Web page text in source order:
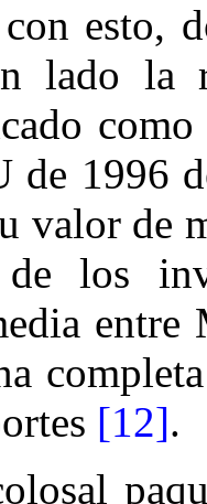
esto,
lado la
de 1996
valor de
de los
entre
[12].